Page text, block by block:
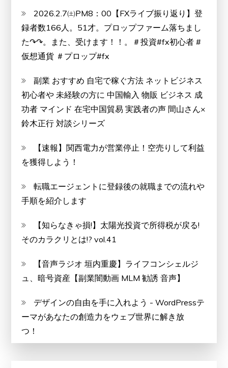
2026.2.7㈯PM8：00【FXライブ振り返り】登
録者数166人。51才。プロップファーム落ちまし
た↷↷。また、受けます！！。＃投資#fx初心者 #
仮想通貨 ＃プロップ#fx
副業 おすすめ 自宅で稼ぐ方法 ネットビジネス
初心者や 未経験の方に 中国輸入 物販 ビジネス 成
功者 マインド 在宅中国貿易 実践者の声 間山さん×
鈴木正行 対談シリーズ
【速報】関西電力が営業停止！空売りして利益
を獲得しよう！
転職エージェントに登録後の就職までの流れや
手順を紹介します
【知らなきゃ損!】太陽光投資で所得税が戻る!
そのカラクリとは!? vol.41
【音声ラジオ 垣内重慶】ライフコンシェルジ
ュ、暗号資産【副業闇動画 MLM 勧誘 音声】
デザインの自由を手に入れよう - WordPressテ
ーマがあなたの創造力をウェブ世界に解き放
つ！